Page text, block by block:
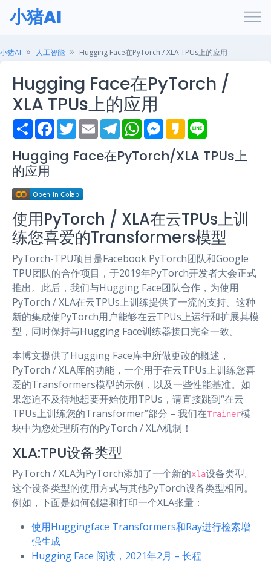
小猪AI
小猪AI 人工智能 Hugging Face在PyTorch / XLA TPUs上的应用
Hugging Face在PyTorch /
XLA TPUs上的应用
S
h
r
e
F
a
e
b
k
T
w
t
E
m
i
l
T
e
e
W
h
t
s
M
e
s
e
K
a
a
o
e
Hugging Face在PyTorch/XLA TPUs上
的应用
使用PyTorch / XLA在云TPUs上训
练您喜爱的Transformers模型
PyTorch-TPU项目是Facebook PyTorch团队和Google
TPU团队的合作项目，于2019年PyTorch开发者大会正式
推出。此后，我们与Hugging Face团队合作，为使用
PyTorch / XLA在云TPUs上训练提供了一流的支持。这种
新的集成使PyTorch用户能够在云TPUs上运行和扩展其模
型，同时保持与Hugging Face训练器接口完全一致。
本博文提供了Hugging Face库中所做更改的概述，
PyTorch / XLA库的功能，一个用于在云TPUs上训练您喜
爱的Transformers模型的示例，以及一些性能基准。如
果您迫不及待地想要开始使用TPUs，请直接跳到“在云
TPUs上训练您的Transformer”部分 – 我们在Trainer模
块中为您处理所有的PyTorch / XLA机制！
XLA:TPU设备类型
PyTorch / XLA为PyTorch添加了一个新的xla设备类型。
这个设备类型的使用方式与其他PyTorch设备类型相同。
例如，下面是如何创建和打印一个XLA张量：
使用Huggingface Transformers和Ray进行检索增
强生成
Hugging Face 阅读，2021年2月 – 长程